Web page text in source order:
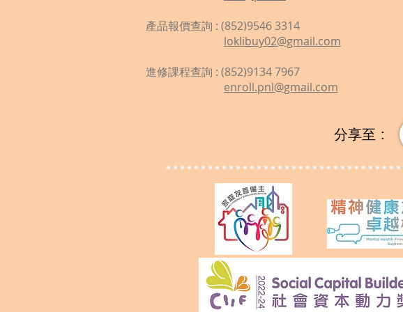
產品報價查詢 : (852)9546 3314
loklibuy02@gmail.com
進修課程查詢 : (852)9134 7967
enroll.pnl@gmail.com
分享至 :